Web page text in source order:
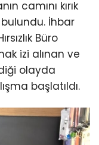
camını kırık
İhbar
Büro
izi alınan ve
olayda
başlatıldı.